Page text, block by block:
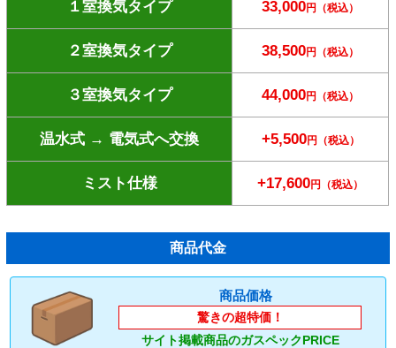
１室換気タイプ 33,000円（税込）
２室換気タイプ 38,500円（税込）
３室換気タイプ 44,000円（税込）
温水式 → 電気式へ交換 +5,500円（税込）
ミスト仕様 +17,600円（税込）
商品代金
商品価格
驚きの超特価！
サイト掲載商品のガスペックPRICE